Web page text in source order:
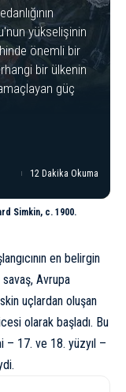
yükselişinin
önemli bir
bir ülkenin
güç
12 Dakika Okuma
Simkin, c. 1900.
en belirgin
Avrupa
uçlardan oluşan
olarak başladı. Bu
– 17. ve 18. yüzyıl –